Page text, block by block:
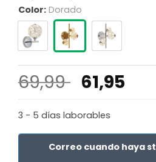
Color: Dorado
69,99 El
precio
original
era:
69,99 €.
61,95
es:
3 - 5 días laborables
Correo cuando haya